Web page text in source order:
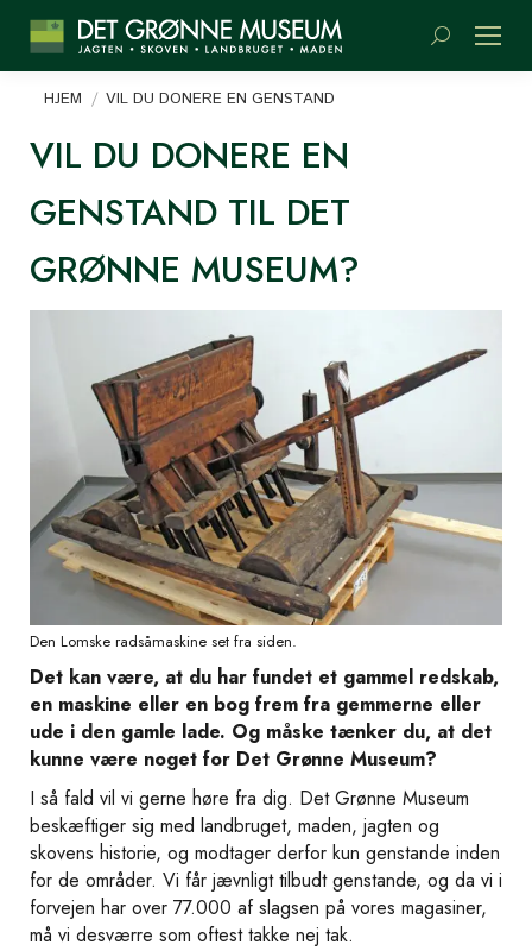
Søge:
HJEM VIL DU DONERE EN GENSTAND
VIL DU DONERE EN
GENSTAND TIL DET
GRØNNE MUSEUM?
Den Lomske radsåmaskine set fra siden.
Det kan være, at du har fundet et gammel redskab,
en maskine eller en bog frem fra gemmerne eller
ude i den gamle lade. Og måske tænker du, at det
kunne være noget for Det Grønne Museum?
I så fald vil vi gerne høre fra dig. Det Grønne Museum
beskæftiger sig med landbruget, maden, jagten og
skovens historie, og modtager derfor kun genstande inden
for de områder. Vi får jævnligt tilbudt genstande, og da vi i
forvejen har over 77.000 af slagsen på vores magasiner,
må vi desværre som oftest takke nej tak.